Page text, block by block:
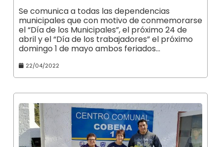
Se comunica a todas las dependencias
municipales que con motivo de conmemorarse
el “Día de los Municipales”, el próximo 24 de
abril y el “Día de los trabajadores” el próximo
domingo 1 de mayo ambos feriados…
22/04/2022